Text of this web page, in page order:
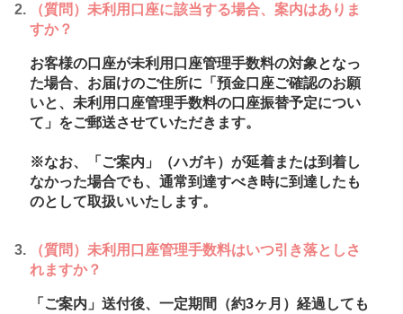
（質問）未利用口座に該当する場合、案内はありま
すか？
お客様の口座が未利用口座管理手数料の対象となっ
た場合、お届けのご住所に「預金口座ご確認のお願
いと、未利用口座管理手数料の口座振替予定につい
て」をご郵送させていただきます。
※なお、「ご案内」（ハガキ）が延着または到着し
なかった場合でも、通常到達すべき時に到達したも
のとして取扱いいたします。
（質問）未利用口座管理手数料はいつ引き落としさ
れますか？
「ご案内」送付後、一定期間（約3ヶ月）経過しても